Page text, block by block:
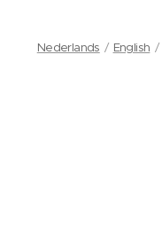
Nederlands
English